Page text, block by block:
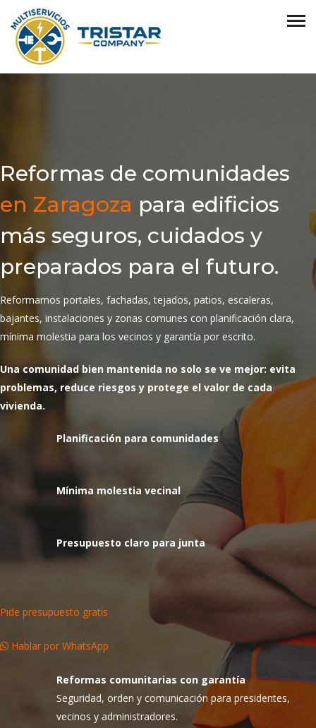
Reformas de comunidades
en Zaragoza para edificios
más seguros, cuidados y
preparados para el futuro.
Reformamos portales, fachadas, tejados, patios, escaleras,
bajantes, instalaciones y zonas comunes con planificación clara,
mínima molestia para los vecinos y garantía por escrito.
Una comunidad bien mantenida no solo se ve mejor: evita
problemas, reduce riesgos y protege el valor de cada
vivienda.
Planificación para comunidades
Mínima molestia vecinal
Presupuesto claro para junta
Pide presupuesto gratis
Hablar por WhatsApp
Reformas comunitarias con garantía
Seguridad, orden y comunicación para presidentes,
vecinos y administradores.